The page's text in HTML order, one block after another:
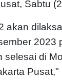
Sabtu
akan
2023
selesai di